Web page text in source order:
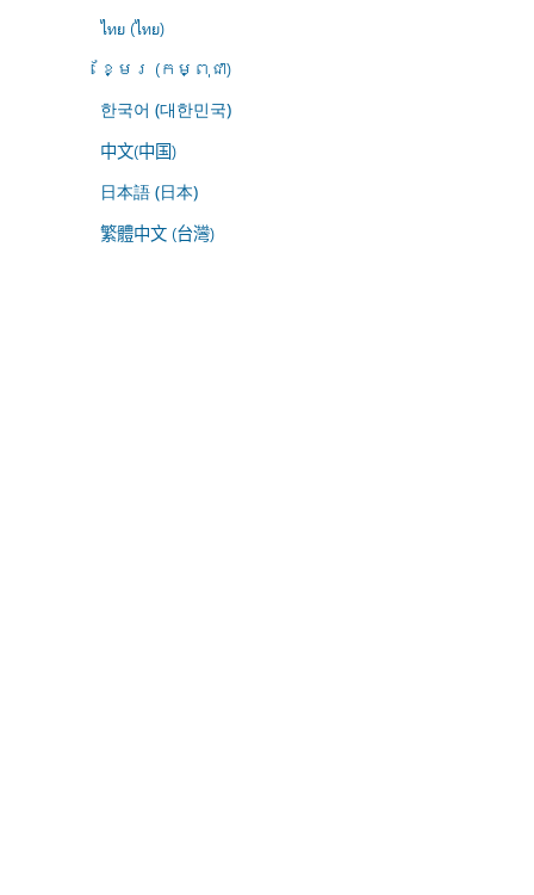
ไทย (ไทย)
ខ្មែរ (កម្ពុជា)
한국어 (대한민국)
中文(中国)
日本語 (日本)
繁體中文 (台灣)